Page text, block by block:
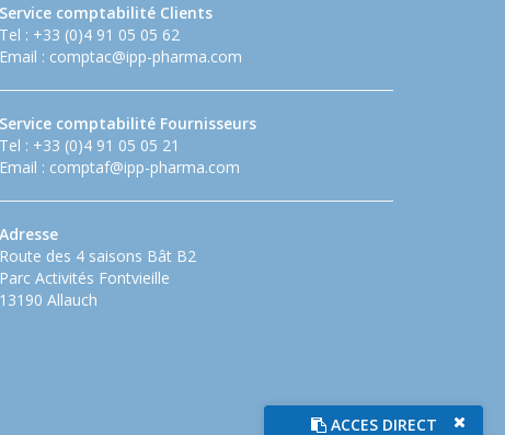
Service comptabilité Clients
Tel : +33 (0)4 91 05 05 62
Email : comptac@ipp-pharma.com
Service comptabilité Fournisseurs
Tel : +33 (0)4 91 05 05 21
Email : comptaf@ipp-pharma.com
Adresse
Route des 4 saisons Bât B2
Parc Activités Fontvieille
13190 Allauch
ACCES DIRECT